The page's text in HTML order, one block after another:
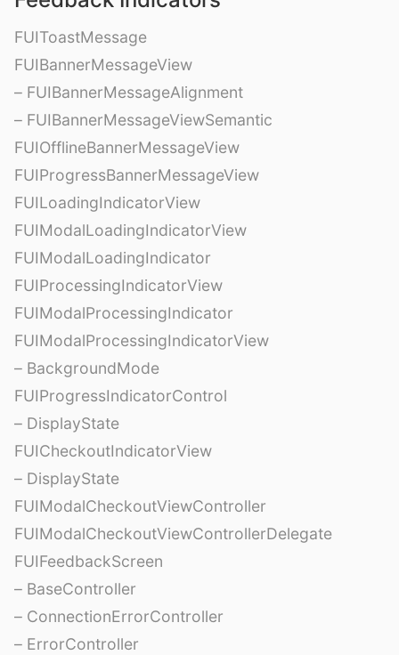
FUIToastMessage
FUIBannerMessageView
– FUIBannerMessageAlignment
– FUIBannerMessageViewSemantic
FUIOfflineBannerMessageView
FUIProgressBannerMessageView
FUILoadingIndicatorView
FUIModalLoadingIndicatorView
FUIModalLoadingIndicator
FUIProcessingIndicatorView
FUIModalProcessingIndicator
FUIModalProcessingIndicatorView
– BackgroundMode
FUIProgressIndicatorControl
– DisplayState
FUICheckoutIndicatorView
– DisplayState
FUIModalCheckoutViewController
FUIModalCheckoutViewControllerDelegate
FUIFeedbackScreen
– BaseController
– ConnectionErrorController
– ErrorController